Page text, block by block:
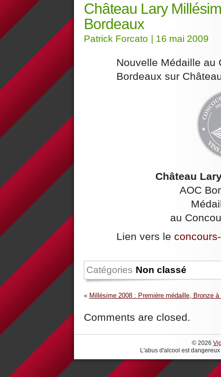
Château Lary
Bordeaux
Patrick Forcato | 16 mai 2009
Nouvelle Médaille au
Bordeaux sur
Château
AOC
au
Lien vers le
Catégories Non classé
« Millésime 2008 : Première médaille, Bronze à
Comments are closed.
© 2026
L'abus d'alcool est